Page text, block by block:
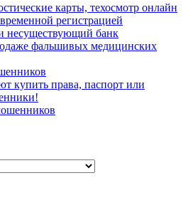
карты, техосмотр онлайн
регистрацией
несуществующий банк
фальшивых медицинских
купить права, паспорт или